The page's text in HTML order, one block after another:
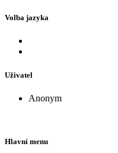
Volba jazyka
Uživatel
Anonym
Hlavní menu